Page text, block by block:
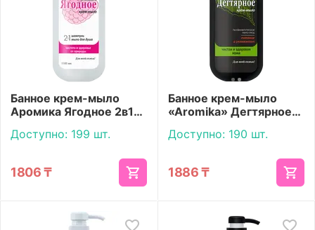
Банное крем-мыло
Аромика Ягодное 2в1
Доступно: 199 шт.
1806 ₸
Банное крем-мыло
«Aromika» Дегтярное
Доступно: 190 шт.
1886 ₸